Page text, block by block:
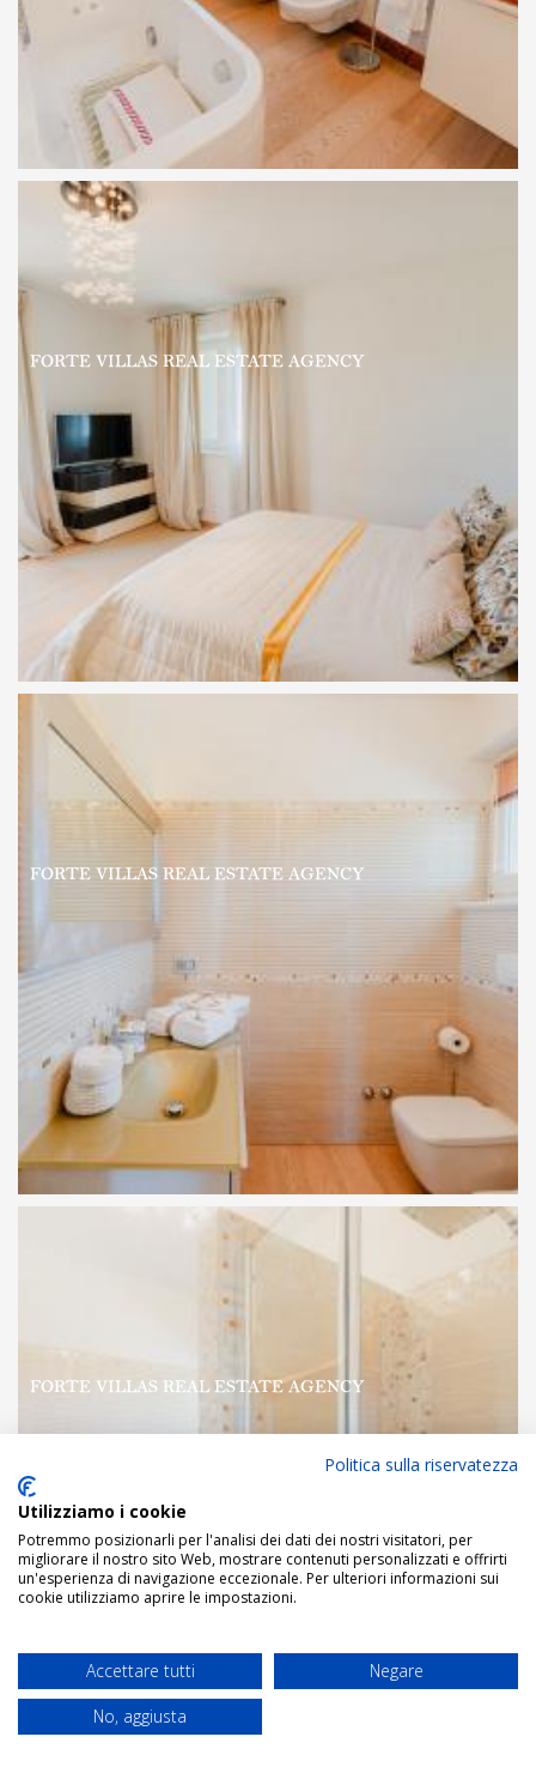
Politica sulla riservatezza
Utilizziamo i cookie
Potremmo posizionarli per l'analisi dei dati dei nostri visitatori, per
migliorare il nostro sito Web, mostrare contenuti personalizzati e offrirti
un'esperienza di navigazione eccezionale. Per ulteriori informazioni sui
cookie utilizziamo aprire le impostazioni.
Accettare tutti
Negare
No, aggiusta